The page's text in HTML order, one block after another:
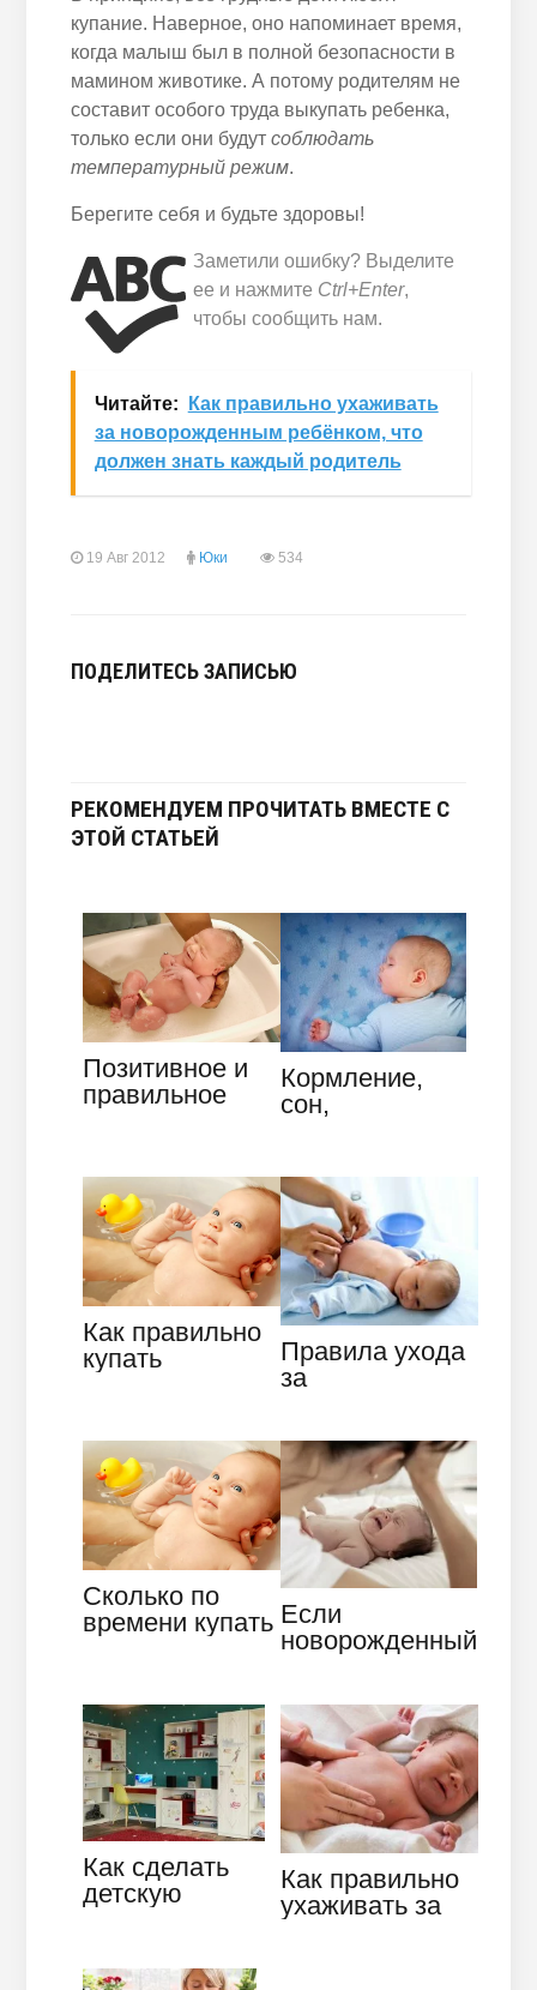
купание. Наверное, оно напоминает время,
когда малыш был в полной безопасности в
мамином животике. А потому родителям не
составит особого труда выкупать ребенка,
только если они будут соблюдать
температурный режим.
Берегите себя и будьте здоровы!
Заметили ошибку? Выделите
ее и нажмите Ctrl+Enter,
чтобы сообщить нам.
Читайте:
Как правильно ухаживать
за новорожденным ребёнком, что
должен знать каждый родитель
19 Авг 2012 Юки 534
ПОДЕЛИТЕСЬ ЗАПИСЬЮ
РЕКОМЕНДУЕМ ПРОЧИТАТЬ ВМЕСТЕ С
ЭТОЙ СТАТЬЕЙ
Позитивное и
правильное
о малыша
Кормление,
сон,
месячного
ребенка
Как правильно
купать
основные
правила
Правила ухода
за
необходимых…
Сколько по
времени купать
педиатров
Если
новорожденный
грудничку?
Как сделать
детскую
неповторимым
Как правильно
ухаживать за